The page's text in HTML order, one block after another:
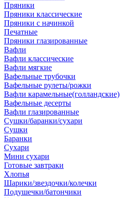
Пряники
Пряники классические
Пряники с начинкой
Печатные
Пряники глазированные
Вафли
Вафли классические
Вафли мягкие
Вафельные трубочки
Вафельные рулеты/рожки
Вафли карамельные(голландские)
Вафельные десерты
Вафли глазированные
Сушки/баранки/сухари
Сушки
Баранки
Сухари
Мини сухари
Готовые завтраки
Хлопья
Шарики/звездочки/колечки
Подушечки/батончики